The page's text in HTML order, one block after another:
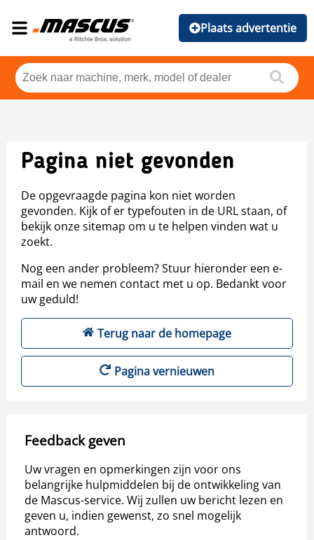
Plaats advertentie
Pagina niet gevonden
De opgevraagde pagina kon niet worden
gevonden. Kijk of er typefouten in de URL staan, of
bekijk onze sitemap om u te helpen vinden wat u
zoekt.
Nog een ander probleem? Stuur hieronder een e-
mail en we nemen contact met u op. Bedankt voor
uw geduld!
Terug naar de homepage
Pagina vernieuwen
Feedback geven
Uw vragen en opmerkingen zijn voor ons
belangrijke hulpmiddelen bij de ontwikkeling van
de Mascus-service. Wij zullen uw bericht lezen en
geven u, indien gewenst, zo snel mogelijk
antwoord.